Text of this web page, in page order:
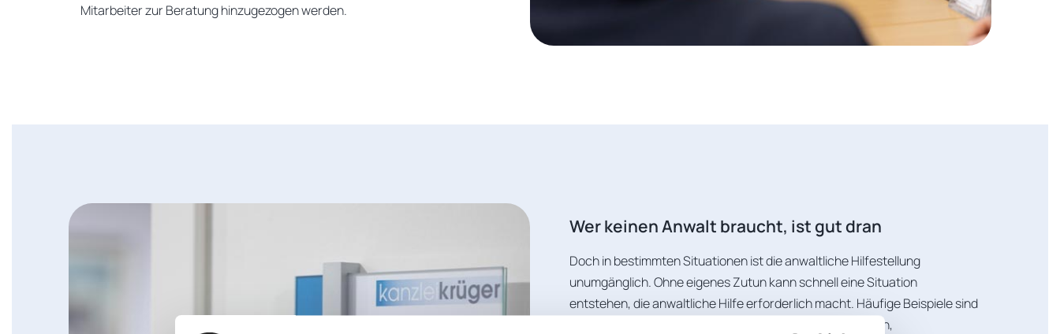
Mitarbeiter zur Beratung hinzugezogen werden.
Wer keinen Anwalt braucht, ist gut dran
Doch in bestimmten Situationen ist die anwaltliche Hilfestellung
unumgänglich. Ohne eigenes Zutun kann schnell eine Situation
entstehen, die anwaltliche Hilfe erforderlich macht. Häufige Beispiele sind
Verkehrsunfälle, die vom Unfallgegner verursacht werden,